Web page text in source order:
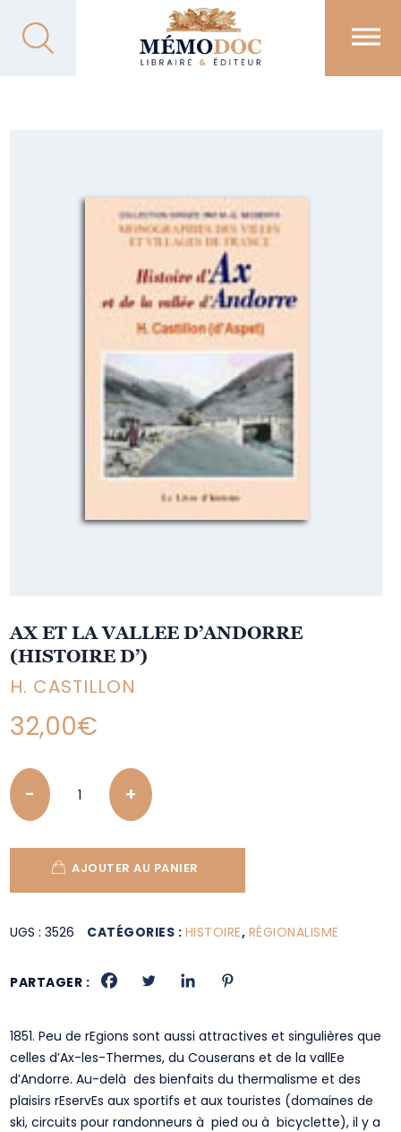
AX ET LA VALLEE D’ANDORRE
(HISTOIRE D’)
H. CASTILLON
32,00€
Quantity
AJOUTER AU PANIER
UGS :3526 CATÉGORIES : HISTOIRE, RÉGIONALISME
PARTAGER :
1851. Peu de rEgions sont aussi attractives et singulières que
celles d’Ax-les-Thermes, du Couserans et de la vallEe
d’Andorre. Au-delà des bienfaits du thermalisme et des
plaisirs rEservEs aux sportifs et aux touristes (domaines de
ski, circuits pour randonneurs à pied ou à bicyclette), il y a